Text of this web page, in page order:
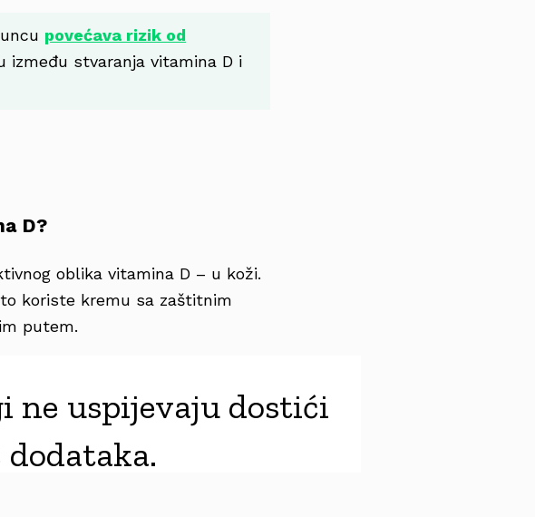
povećava rizik od
između stvaranja vitamina D i
D?
oblika vitamina D – u koži.
koriste kremu sa zaštitnim
putem.
ne uspijevaju dostići